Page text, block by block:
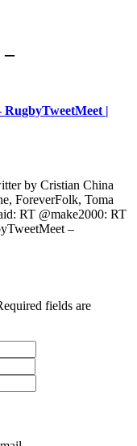
–
RugbyTweetMeet |
by Cristian China
ForeverFolk, Toma
RT @make2000: RT
–
fields are